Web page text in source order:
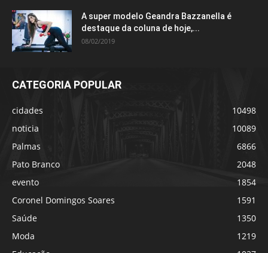
A super modelo Geandra Bazzanella é
destaque da coluna de hoje,...
08/02/2019
CATEGORIA POPULAR
cidades
10498
noticia
10089
Palmas
6866
Pato Branco
2048
evento
1854
Coronel Domingos Soares
1591
Saúde
1350
Moda
1219